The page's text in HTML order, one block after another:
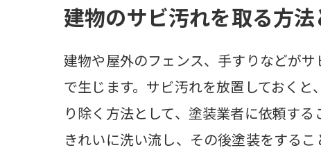
建物のサビ汚れを取る方法
建物や屋外のフェンス、手すりなどが
で生じます。サビ汚れを放置しておく
り除く方法として、塗装業者に依頼す
きれいに洗い流し、その後塗装をする